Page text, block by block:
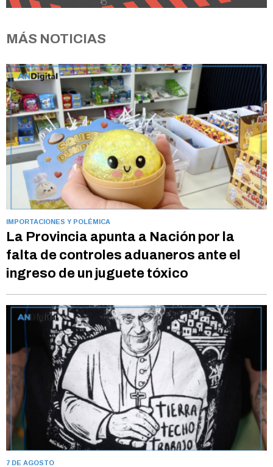
MÁS NOTICIAS
IMPORTACIONES Y POLÉMICA
La Provincia apunta a Nación por la
falta de controles aduaneros ante el
ingreso de un juguete tóxico
7 DE AGOSTO